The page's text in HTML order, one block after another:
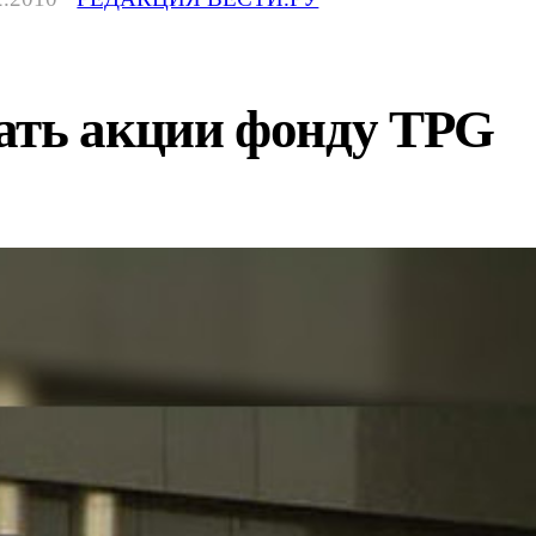
акции фонду TPG